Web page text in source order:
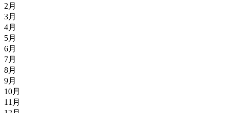
2月
3月
4月
5月
6月
7月
8月
9月
10月
11月